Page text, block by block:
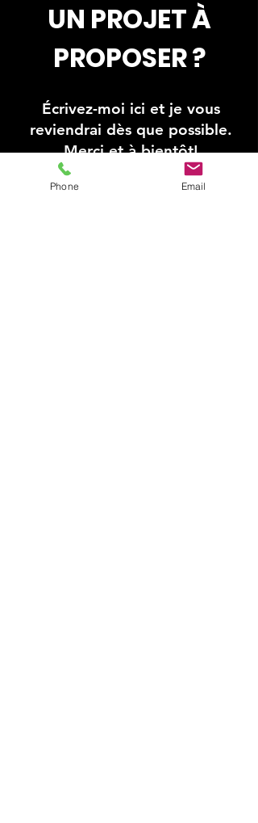
UN PROJET À
PROPOSER ?
Écrivez-moi ici et je vous
reviendrai dès que possible.
Merci et à bientôt!
Phone Email